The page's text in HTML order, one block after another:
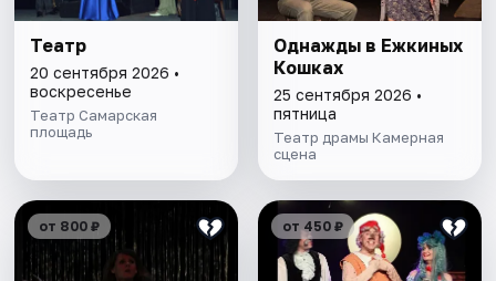
Театр
20 сентября 2026 •
воскресенье
Театр Самарская
площадь
Однажды в Ежкиных
Кошках
25 сентября 2026 •
пятница
Театр драмы Камерная
сцена
от 800 ₽ от 450 ₽